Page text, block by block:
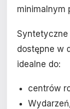
minimalnym
Syntetyczne
dostępne w
idealne do:
centrów